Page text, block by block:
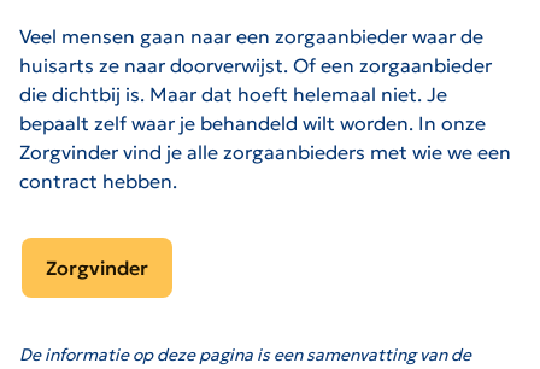
Veel mensen gaan naar een zorgaanbieder waar de
huisarts ze naar doorverwijst. Of een zorgaanbieder
die dichtbij is. Maar dat hoeft helemaal niet. Je
bepaalt zelf waar je behandeld wilt worden. In onze
Zorgvinder vind je alle zorgaanbieders met wie we een
contract hebben.
Zorgvinder
De informatie op deze pagina is een samenvatting van de